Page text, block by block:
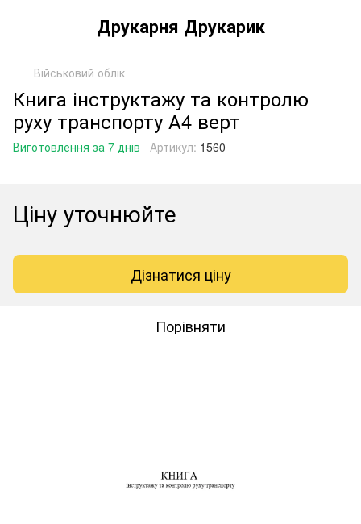
Друкарня Друкарик
Військовий облік
Книга інструктажу та контролю
руху транспорту А4 верт
Виготовлення за 7 днів Артикул: 1560
Ціну уточнюйте
Дізнатися ціну
Порівняти